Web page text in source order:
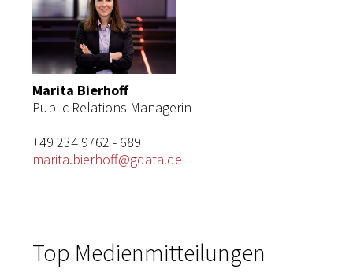
Marita Bierhoff
Public Relations Managerin
+49 234 9762 - 689
marita.bierhoff@gdata.de
Top Medienmitteilungen